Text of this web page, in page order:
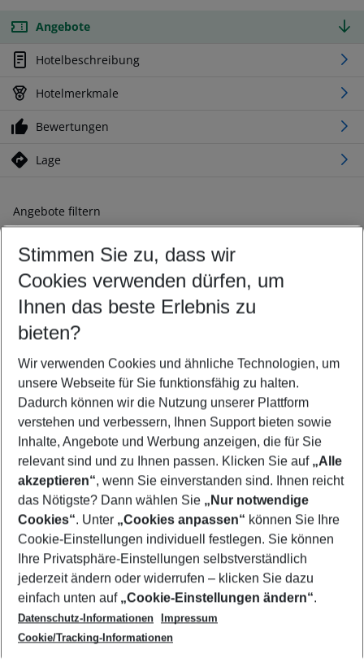
Angebote
Hotelbeschreibung
Hotelmerkmale
Bewertungen
Lage
Angebote filtern
Ändern Sie Ihre Kriterien nach Ihren Wünschen
Abflughafen wählen
Beliebiger Abflughafen
Reisezeitraum wählen
08.08.26– 06.08.27 5-8 Nächte
2 Erwachsene Keine Kinder
Mehr Filter anzeigen
Footer
Footer navigation
Über uns
AGB
Cookie-Einstellungen ändern
Cookie-Richtlinie
Datenschutz
Service & Hilfe
Barrierefreies Reisen
Check-in
Folgen Sie uns
Stimmen Sie zu, dass wir
Cookies verwenden dürfen, um
Ihnen das beste Erlebnis zu
bieten?
Wir verwenden Cookies und ähnliche Technologien, um
unsere Webseite für Sie funktionsfähig zu halten.
Dadurch können wir die Nutzung unserer Plattform
verstehen und verbessern, Ihnen Support bieten sowie
Inhalte, Angebote und Werbung anzeigen, die für Sie
relevant sind und zu Ihnen passen. Klicken Sie auf „Alle
akzeptieren“, wenn Sie einverstanden sind. Ihnen reicht
das Nötigste? Dann wählen Sie „Nur notwendige
Cookies“. Unter „Cookies anpassen“ können Sie Ihre
Cookie-Einstellungen individuell festlegen. Sie können
Ihre Privatsphäre-Einstellungen selbstverständlich
jederzeit ändern oder widerrufen – klicken Sie dazu
einfach unten auf „Cookie-Einstellungen ändern“.
Datenschutz-Informationen
Impressum
Cookie/Tracking-Informationen